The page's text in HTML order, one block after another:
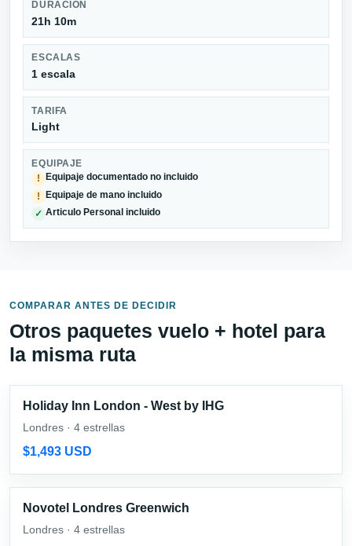
DURACIÓN
21h 10m
ESCALAS
1 escala
TARIFA
Light
EQUIPAJE
!
Equipaje documentado no incluido
! Equipaje de mano incluido
✓ Articulo Personal incluido
COMPARAR ANTES DE DECIDIR
Otros paquetes vuelo + hotel para
la misma ruta
Holiday Inn London - West by IHG
Londres · 4 estrellas
$1,493 USD
Novotel Londres Greenwich
Londres · 4 estrellas